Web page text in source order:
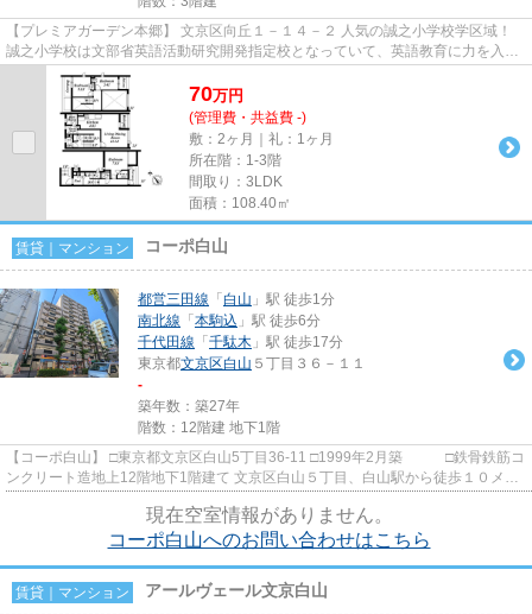
【プレミアガーデン本郷】 文京区向丘１－１４－２ 人気の誠之小学校学区域！
誠之小学校は文部省英語活動研究開発指定校となっていて、英語教育に力を入れ
ています。 通りから一本入...
70万円
(管理費・共益費 -)
敷：2ヶ月｜礼：1ヶ月
所在階：1-3階
間取り：3LDK
面積：108.40㎡
賃貸｜マンション コーポ白山
都営三田線 「 白山 」駅 徒歩1分
南北線 「 本駒込 」駅 徒歩6分
千代田線 「 千駄木 」駅 徒歩17分
東京都文京区白山 ５丁目３６－１１
-
築年数：築27年
階数：12階建 地下1階
【コーポ白山】 □東京都文京区白山5丁目36-11 □1999年2月築 □鉄骨鉄筋コ
ンクリート造地上12階地下1階建て 文京区白山５丁目、白山駅から徒歩１０メー
現在空室情報がありません。
コーポ白山へのお問い合わせはこちら
賃貸｜マンション アールヴェール文京白山